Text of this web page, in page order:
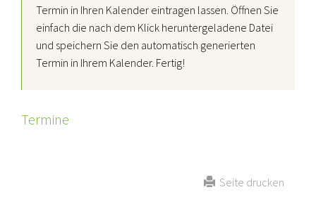
Termin in Ihren Kalender eintragen lassen. Öffnen Sie
einfach die nach dem Klick heruntergeladene Datei
und speichern Sie den automatisch generierten
Termin in Ihrem Kalender. Fertig!
Termine
Seite drucken